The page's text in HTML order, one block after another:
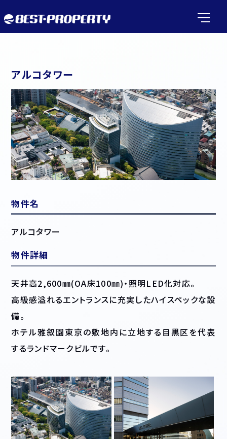
アルコタワー
物件名
アルコタワー
物件詳細
天井高2,600㎜(OA床100㎜)・照明LED化対応。
高級感溢れるエントランスに充実したハイスペックな設
備。
ホテル雅叙園東京の敷地内に立地する目黒区を代表
するランドマークビルです。